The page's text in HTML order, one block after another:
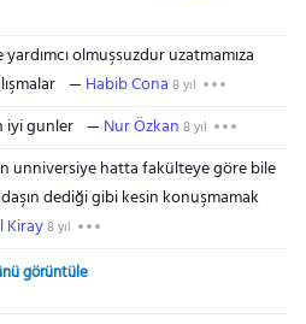
olmuşsuzdur uzatmamıza
Habib Cona 8 yıl
iyi gunler Nur Özkan 8 yıl
unniversiye hatta fakülteye göre bile
dediği gibi kesin konuşmamak
Kiray8 yıl
görüntüle